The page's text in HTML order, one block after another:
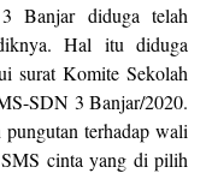
Banjar diduga telah
Hal itu diduga
surat Komite Sekolah
SDN 3 Banjar/2020.
pungutan terhadap wali
cinta yang di pilih